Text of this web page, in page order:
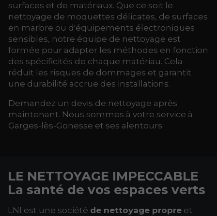
surfaces et de matériaux. Que ce soit le
nettoyage de moquettes délicates, de surfaces
en marbre ou d'équipements électroniques
sensibles, notre équipe de nettoyage est
formée pour adapter les méthodes en fonction
des spécificités de chaque matériau. Cela
réduit les risques de dommages et garantit
une durabilité accrue des installations.
Demandez un devis de nettoyage après
maintenant. Nous sommes à votre service à
Garges-lès-Gonesse et ses alentours.
LE NETTOYAGE IMPECCABLE
La santé de vos espaces verts
LNI est une société de nettoyage propre et